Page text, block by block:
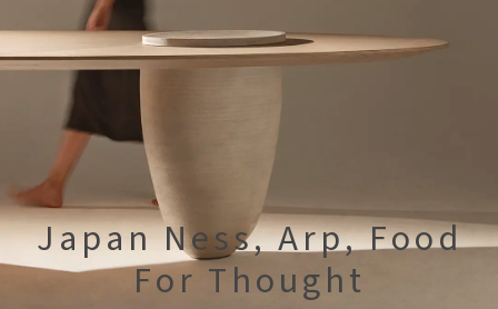
Japan Ness, Arp, Food
For Thought